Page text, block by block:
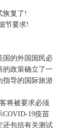
恢复了!
节要求!
国的外国国民必
的政策确立了一
指导的国际旅游
将被要求必须
COVID-19疫苗
还包括有关测试